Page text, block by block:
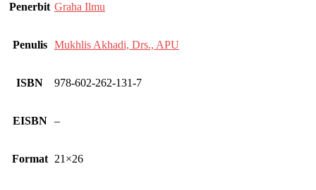
Penerbit Graha Ilmu
Penulis Mukhlis Akhadi, Drs., APU
ISBN 978-602-262-131-7
EISBN –
Format 21×26